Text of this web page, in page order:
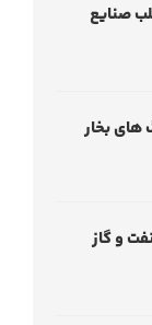
صنایع
های بخار
و گاز